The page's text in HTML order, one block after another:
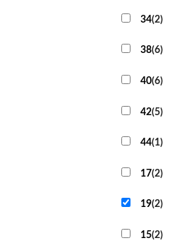
34(2)
38(6)
40(6)
42(5)
44(1)
17(2)
19(2)
15(2)